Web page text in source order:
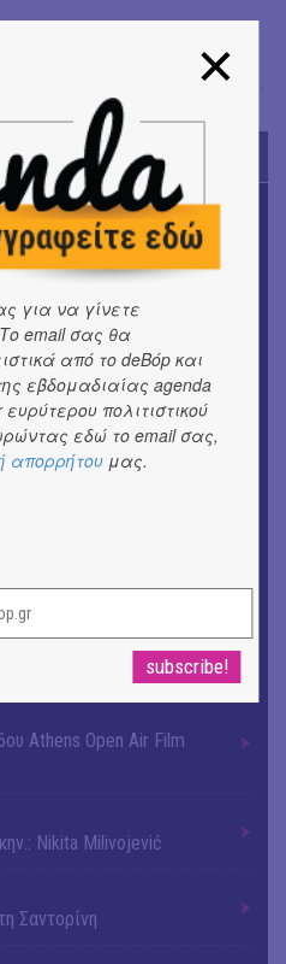
Σόνια Βλάντη
στη Λήμνο
για την ήττα ενός
- Συνομιλώντας με
Athens Open Air Film
Nikita Milivojević
Σαντορίνη
για να γίνετε
email σας θα
από το deBόp και
εβδομαδιαίας agenda
πολιτιστικού
εδώ το email σας,
απορρήτου μας.